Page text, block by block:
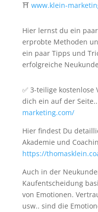
⛩ www.klein-
Hier lernst du ein
erprobte Methoden
ein paar Tipps und
erfolgreiche
✅ 3-teilige kostenlose
dich ein auf der
marketing.com/
Hier findest Du
Akademie und
https://
Auch in der
Kaufentscheidung
von Emotionen.
usw.. sind die